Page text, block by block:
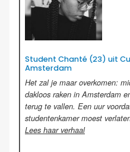
Student Chanté (23) uit
Amsterdam
Het zal je maar overkomen:
dakloos raken in Amsterdam
terug te vallen. Een uur
studentenkamer moest
Lees haar verhaal